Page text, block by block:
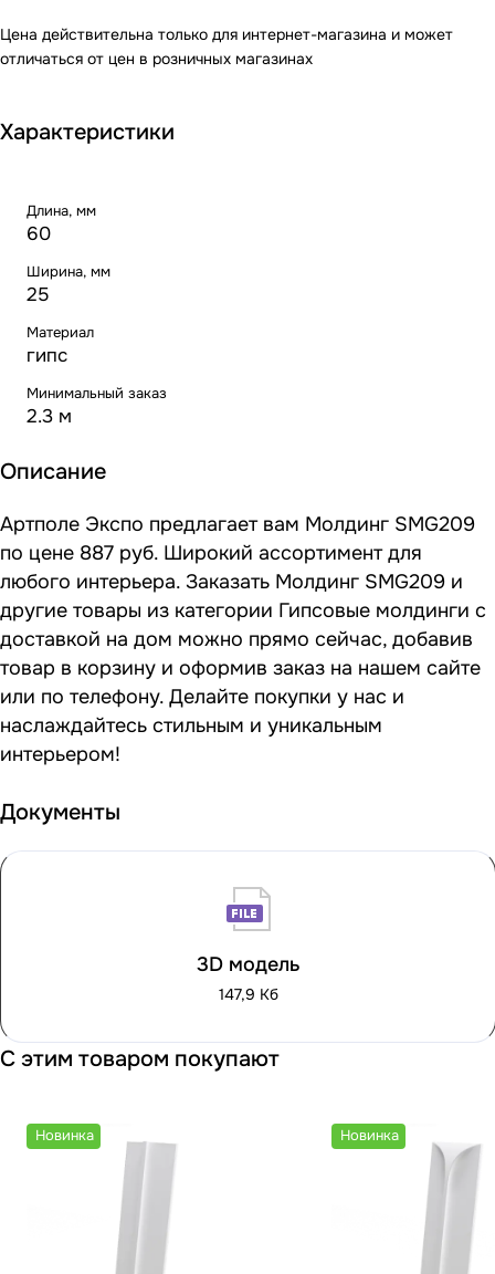
Цена действительна только для интернет-магазина и может
отличаться от цен в розничных магазинах
Характеристики
Длина, мм
60
Ширина, мм
25
Материал
гипс
Минимальный заказ
2.3 м
Описание
Артполе Экспо предлагает вам Молдинг SMG209
по цене 887 руб. Широкий ассортимент для
любого интерьера. Заказать Молдинг SMG209 и
другие товары из категории Гипсовые молдинги с
доставкой на дом можно прямо сейчас, добавив
товар в корзину и оформив заказ на нашем сайте
или по телефону. Делайте покупки у нас и
наслаждайтесь стильным и уникальным
интерьером!
Документы
3D модель
147,9 Кб
С этим товаром покупают
Новинка Новинка